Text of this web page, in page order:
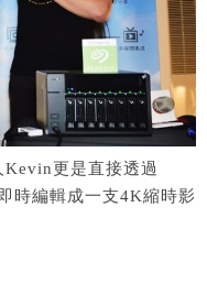
更是直接透過
時編輯成一支4K縮時影